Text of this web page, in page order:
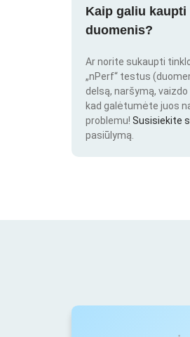
Kaip galiu
duomenis?
Ar norite sukaupti
„nPerf“ testus
delsą, naršymą,
kad galėtumėte juos
problemu! Susisiekite
pasiūlymą.